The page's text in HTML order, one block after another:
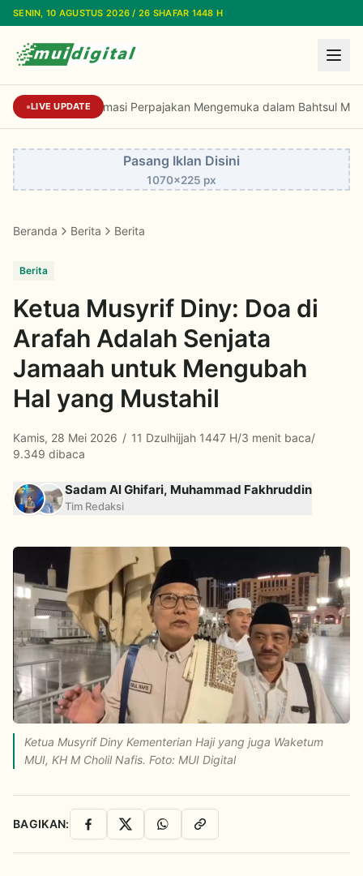
Lewati ke konten utama
SENIN, 10 AGUSTUS 2026 / 26 SHAFAR 1448 H
LIVE UPDATE
Dorongan Reformasi Perpajakan Mengemuka dalam Bahtsul
Pasang Iklan Disini
1070x225 px
Beranda Berita Berita
Berita
Ketua Musyrif Diny: Doa di
Arafah Adalah Senjata
Jamaah untuk Mengubah
Hal yang Mustahil
Kamis, 28 Mei 2026 / 11 Dzulhijjah 1447 H/3 menit baca/
9.349 dibaca
Sadam Al Ghifari, Muhammad Fakhruddin
Tim Redaksi
Ketua Musyrif Diny Kementerian Haji yang juga Waketum
MUI, KH M Cholil Nafis. Foto: MUI Digital
BAGIKAN: Facebook
X WhatsAppSalin Link